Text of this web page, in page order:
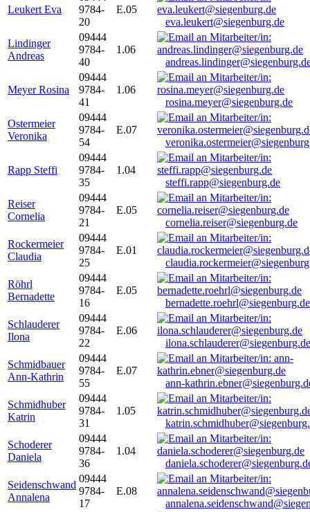
Leukert Eva
9784-
20
E.05
eva.leukert@siegenburg.de
Lindinger
Andreas
09444
9784-
40
1.06
Meyer Rosina
09444
9784-
41
1.06
rosina.meyer@siegenburg.de
Ostermeier
Veronika
09444
9784-
54
E.07
Rapp Steffi
09444
9784-
35
1.04
steffi.rapp@siegenburg.de
Reiser
Cornelia
09444
9784-
21
E.05
cornelia.reiser@siegenburg.de
Rockermeier
Claudia
09444
9784-
25
E.01
Röhrl
Bernadette
09444
9784-
16
E.05
bernadette.roehrl@siegenburg.de
Schlauderer
Ilona
09444
9784-
22
E.06
ilona.schlauderer@siegenburg.de
Schmidbauer
Ann-Kathrin
09444
9784-
55
E.07
ann-
Schmidhuber
Katrin
09444
9784-
31
1.05
Schoderer
Daniela
09444
9784-
36
1.04
Seidenschwand
Annalena
09444
9784-
17
E.08